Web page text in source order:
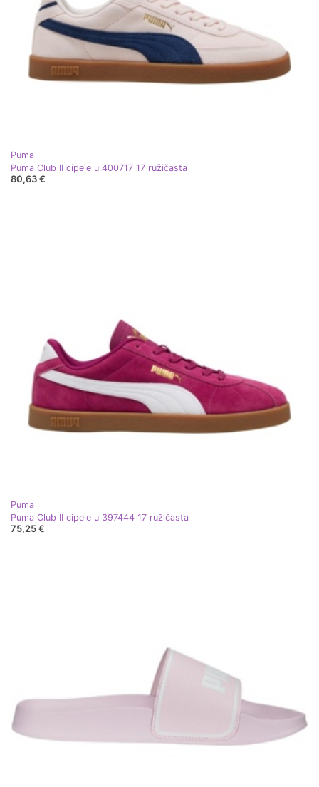
Puma
Puma Club II cipele u 400717 17 ružičasta
80,63 €
Puma
Puma Club II cipele u 397444 17 ružičasta
75,25 €